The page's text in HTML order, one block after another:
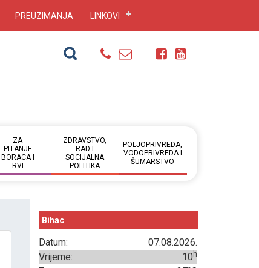
PREUZIMANJA LINKOVI
ZA
PITANJE
BORACA I
RVI
ZDRAVSTVO,
RAD I
SOCIJALNA
POLITIKA
POLJOPRIVREDA,
VODOPRIVREDA I
ŠUMARSTVO
Bihac
Datum:
07.08.2026.
Vrijeme:
10 h